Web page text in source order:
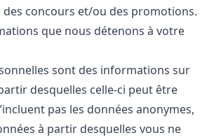
des concours et/ou des promotions.
que nous détenons à votre
sont des informations sur
desquelles celle-ci peut être
pas les données anonymes,
à partir desquelles vous ne